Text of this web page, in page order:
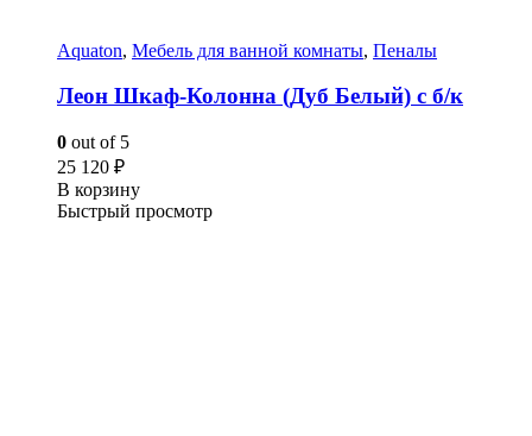
Aquaton, Мебель для ванной комнаты, Пеналы
Леон Шкаф-Колонна (Дуб Белый) с б/к
0 out of 5
25 120 ₽
В корзину
Быстрый просмотр